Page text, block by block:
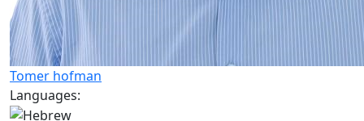
Tomer hofman
Languages: